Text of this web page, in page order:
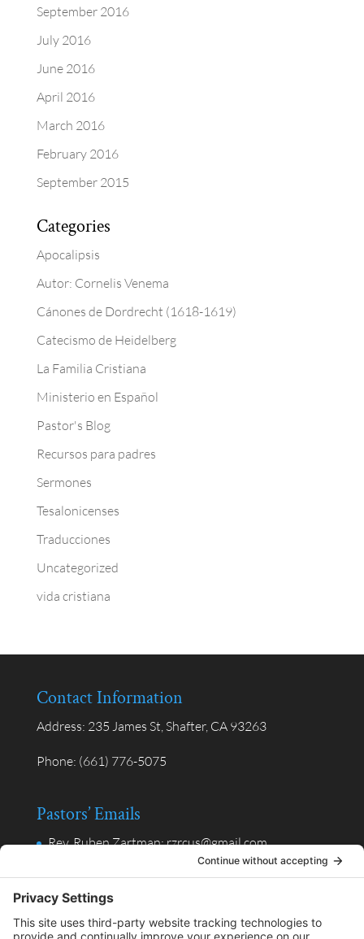
September 2016
July 2016
June 2016
April 2016
March 2016
February 2016
September 2015
Categories
Apocalipsis
Autor: Cornelis Venema
Cánones de Dordrecht (1618-1619)
Catecismo de Heidelberg
La Familia Cristiana
Ministerio en Español
Pastor's Blog
Recursos para padres
Sermones
Tesalonicenses
Traducciones
Uncategorized
vida cristiana
Contact Information
Address: 235 James St, Shafter, CA 93263
Phone: (661) 776-5075
Pastors’ Emails
Rev. Ruben Zartman: rzrcus@gmail.com
valpuche@gmail.com